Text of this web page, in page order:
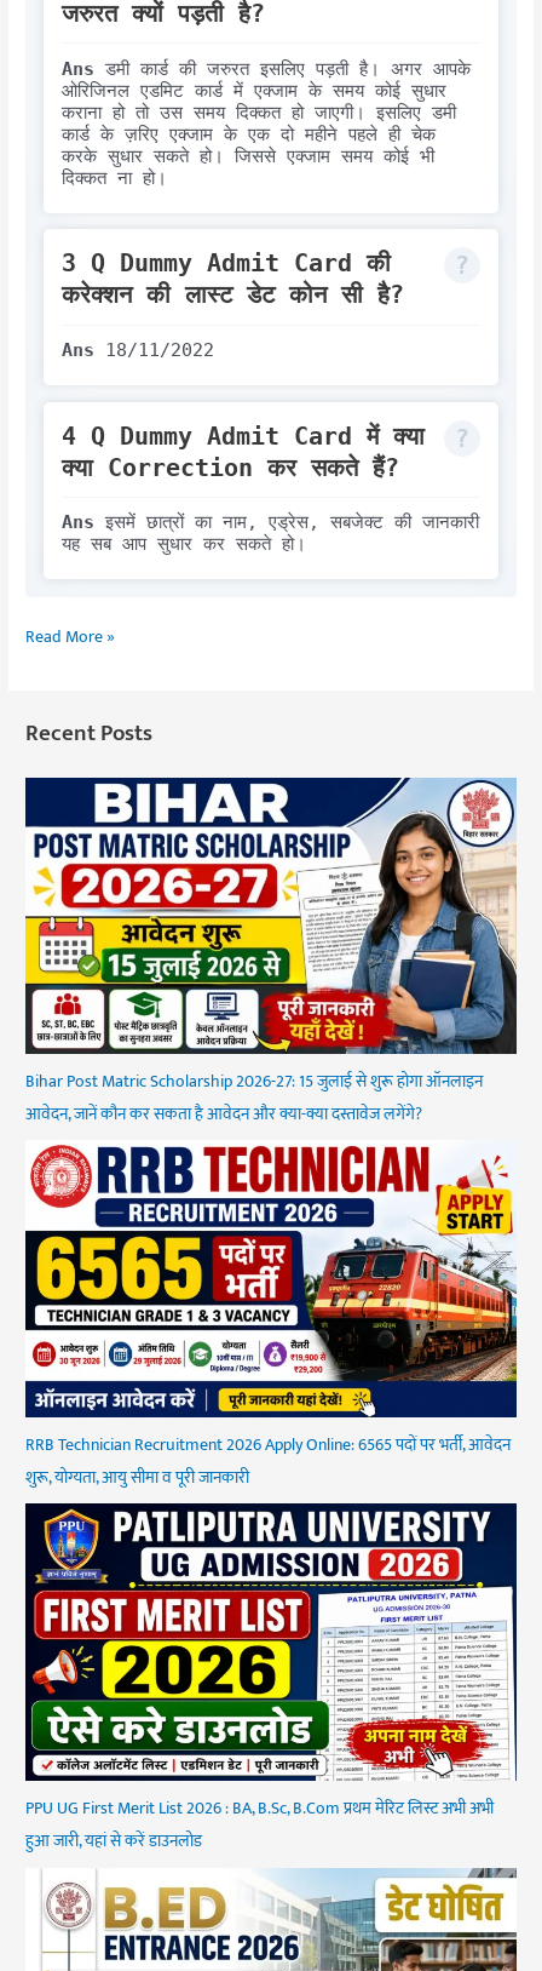
जरुरत क्यों पड़ती है?
Ans डमी कार्ड की जरुरत इसलिए पड़ती है। अगर आपके
ओरिजिनल एडमिट कार्ड में एक्जाम के समय कोई सुधार
कराना हो तो उस समय दिक्कत हो जाएगी। इसलिए डमी
कार्ड के ज़रिए एक्जाम के एक दो महीने पहले ही चेक
करके सुधार सकते हो। जिससे एक्जाम समय कोई भी
दिक्कत ना हो।
3 Q Dummy Admit Card की
करेक्शन की लास्ट डेट कोन सी है?
Ans 18/11/2022
4 Q Dummy Admit Card में क्या
क्या Correction कर सकते हैं?
Ans इसमें छात्रों का नाम, एड्रेस, सबजेक्ट की जानकारी
यह सब आप सुधार कर सकते हो।
Read More »
Recent Posts
Bihar Post Matric Scholarship 2026-27: 15 जुलाई से शुरू होगा ऑनलाइन
आवेदन, जानें कौन कर सकता है आवेदन और क्या-क्या दस्तावेज लगेंगे?
RRB Technician Recruitment 2026 Apply Online: 6565 पदों पर भर्ती, आवेदन
शुरू, योग्यता, आयु सीमा व पूरी जानकारी
PPU UG First Merit List 2026 : BA, B.Sc, B.Com प्रथम मेरिट लिस्ट अभी अभी
हुआ जारी, यहां से करें डाउनलोड